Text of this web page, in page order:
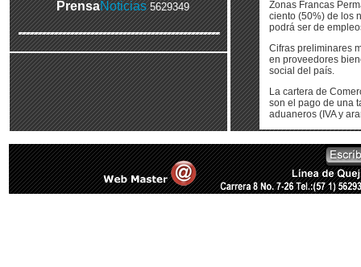
PrensaNoticias 5629349
Zonas Francas
ciento (50%) de los
podrá ser de
Cifras preliminares
en proveedores
social del país.
La cartera de
son el pago de una
aduaneros (IVA y